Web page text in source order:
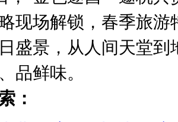
现场解锁，春季旅
盛景，从人间天堂
品鲜味。
：